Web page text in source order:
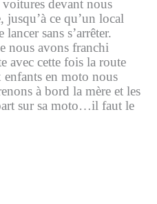
devant nous
jusqu’à ce qu’un local
sans s’arrêter.
nous avons franchi
avec cette fois la route
en moto nous
à bord la mère et les
sur sa moto…il faut le